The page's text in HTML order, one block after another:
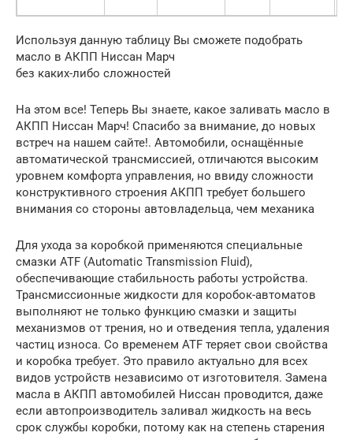
Используя данную таблицу Вы сможете подобрать
масло в АКПП Ниссан Марч
без каких-либо сложностей
На этом все! Теперь Вы знаете, какое заливать масло в
АКПП Ниссан Марч! Спасибо за внимание, до новых
встреч на нашем сайте!. Автомобили, оснащённые
автоматической трансмиссией, отличаются высоким
уровнем комфорта управления, но ввиду сложности
конструктивного строения АКПП требует большего
внимания со стороны автовладельца, чем механика
Для ухода за коробкой применяются специальные
смазки ATF (Automatic Transmission Fluid),
обеспечивающие стабильность работы устройства.
Трансмиссионные жидкости для коробок-автоматов
выполняют не только функцию смазки и защиты
механизмов от трения, но и отведения тепла, удаления
частиц износа. Со временем ATF теряет свои свойства
и коробка требует. Это правило актуально для всех
видов устройств независимо от изготовителя. Замена
масла в АКПП автомобилей Ниссан проводится, даже
если автопроизводитель заливал жидкость на весь
срок службы коробки, потому как на степень старения